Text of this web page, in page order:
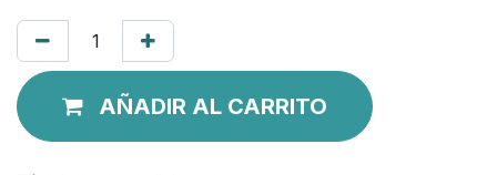
AÑADIR AL CARRITO